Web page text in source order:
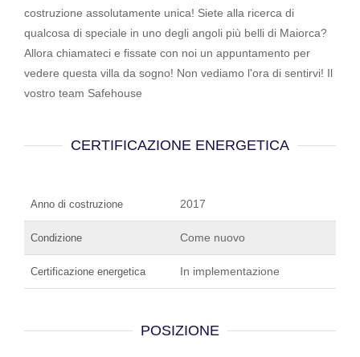
costruzione assolutamente unica! Siete alla ricerca di
qualcosa di speciale in uno degli angoli più belli di Maiorca?
Allora chiamateci e fissate con noi un appuntamento per
vedere questa villa da sogno! Non vediamo l'ora di sentirvi! Il
vostro team Safehouse
CERTIFICAZIONE ENERGETICA
Anno di costruzione 2017
Condizione Come nuovo
Certificazione energetica In implementazione
POSIZIONE